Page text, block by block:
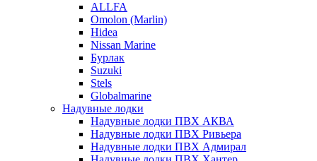
ALLFA
Omolon (Marlin)
Hidea
Nissan Marine
Бурлак
Suzuki
Stels
Globalmarine
Надувные лодки
Надувные лодки ПВХ АКВА
Надувные лодки ПВХ Ривьера
Надувные лодки ПВХ Адмирал